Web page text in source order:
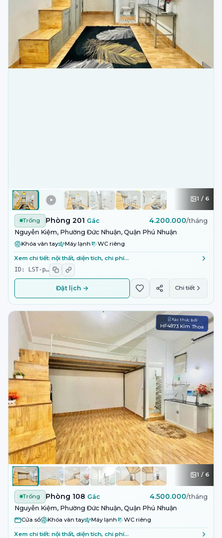
1 / 6
Trống Phòng 201 Gác 4.200.000/tháng
Nguyễn Kiệm, Phường Đức Nhuận, Quận Phú Nhuận
Khóa vân tay Máy lạnh WC riêng
Xem chi tiết: nội thất, diện tích, chi phí…
ID:
LST-p…
Đặt lịch → Chi tiết
Xác thực bởi
HF4873 Kim Thoa
1 / 6
Trống Phòng 108 Gác 4.500.000/tháng
Nguyễn Kiệm, Phường Đức Nhuận, Quận Phú Nhuận
Cửa sổ Khóa vân tay Máy lạnh WC riêng
Xem chi tiết: nội thất, diện tích, chi phí…